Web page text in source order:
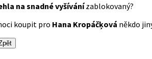
na snadné vyšívánízablokovaný?
koupit pro Hana Kropáčķová někdo